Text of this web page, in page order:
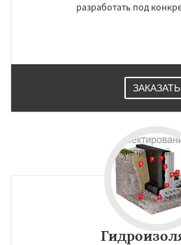
разработать под
ЗАКАЗАТЬ